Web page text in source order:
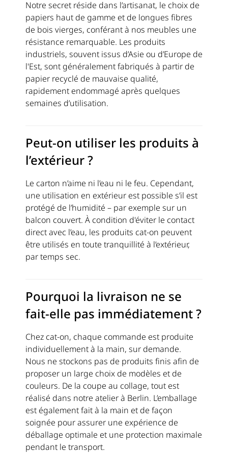
Notre secret réside dans l’artisanat, le choix de
papiers haut de gamme et de longues fibres
de bois vierges, conférant à nos meubles une
résistance remarquable. Les produits
industriels, souvent issus d’Asie ou d’Europe de
l'Est, sont généralement fabriqués à partir de
papier recyclé de mauvaise qualité,
rapidement endommagé après quelques
semaines d’utilisation.
Peut-on utiliser les produits à
l’extérieur ?
Le carton n’aime ni l’eau ni le feu. Cependant,
une utilisation en extérieur est possible s’il est
protégé de l’humidité – par exemple sur un
balcon couvert. À condition d'éviter le contact
direct avec l’eau, les produits cat-on peuvent
être utilisés en toute tranquillité à l’extérieur,
par temps sec.
Pourquoi la livraison ne se
fait-elle pas immédiatement ?
Chez cat-on, chaque commande est produite
individuellement à la main, sur demande.
Nous ne stockons pas de produits finis afin de
proposer un large choix de modèles et de
couleurs. De la coupe au collage, tout est
réalisé dans notre atelier à Berlin. L’emballage
est également fait à la main et de façon
soignée pour assurer une expérience de
déballage optimale et une protection maximale
pendant le transport.